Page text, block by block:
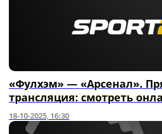
«Фулхэм» — «Арсенал».
трансляция: смотреть
18-10-2025, 16:30